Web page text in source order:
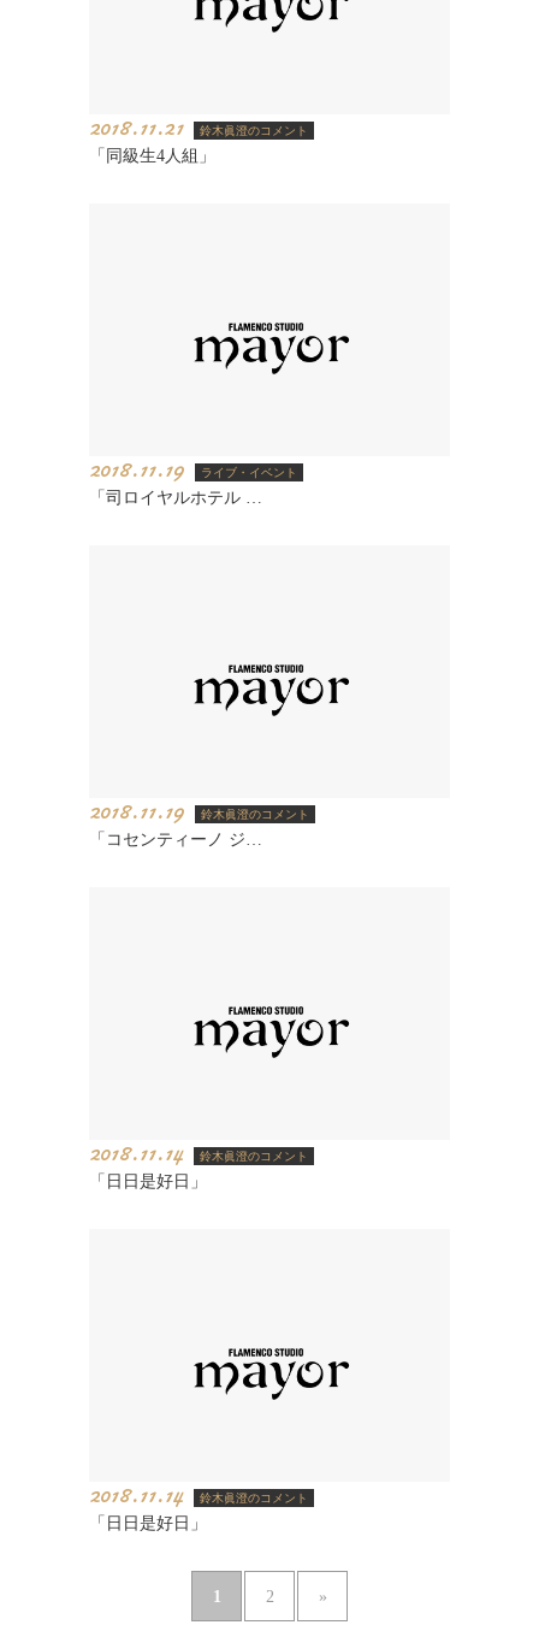
2018.11.21 鈴木眞澄のコメント
「同級生4人組」
2018.11.19 ライブ・イベント
「司ロイヤルホテル …
2018.11.19 鈴木眞澄のコメント
「コセンティーノ ジ…
2018.11.14 鈴木眞澄のコメント
「日日是好日」
2018.11.14 鈴木眞澄のコメント
「日日是好日」
1 2 »